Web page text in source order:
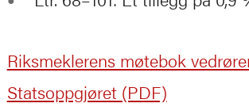
Riksmeklerens møtebok
Statsoppgjøret (PDF)